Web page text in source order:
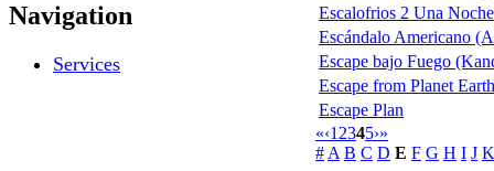
Navigation
Services
Escalofrios 2 Una
Escándalo Americano
Escape bajo Fuego
Escape from Planet Earth
Escape Plan
«‹1 2345›»
# A B C D E F G H I J K